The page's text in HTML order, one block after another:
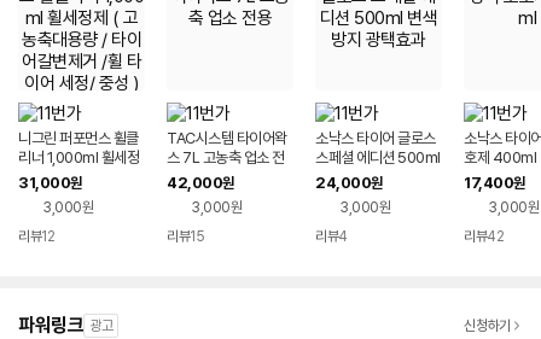
니그린 퍼포먼스 휠클
리너 1,000ml 휠세정
제 ( 고농축대용량 / 타
이어갈변제거 /휠 타이
어 세정/ 중성 )
31,000원
3,000원
리뷰12
TAC시스템 타이어왁
스 7L 고농축 업소 전
용
42,000원
3,000원
리뷰15
소낙스 타이어 글로스
스페셜 에디션 500ml
변색방지 광택효과
24,000원
3,000원
리뷰4
소낙스 타이
호제 400ml
17,400원
3,000원
리뷰42
파워링크 광고 신청하기